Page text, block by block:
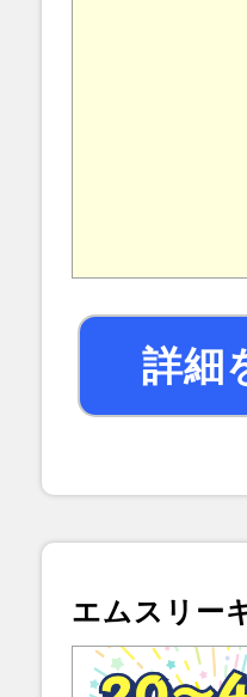
詳細
エムスリー